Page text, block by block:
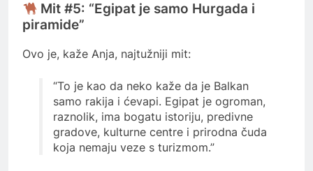
Mit #5: “Egipat je samo Hurgada i
piramide”
Ovo je, kaže Anja, najtužniji mit:
“To je kao da neko kaže da je Balkan
samo rakija i ćevapi. Egipat je ogroman,
raznolik, ima bogatu istoriju, predivne
gradove, kulturne centre i prirodna čuda
koja nemaju veze s turizmom.”